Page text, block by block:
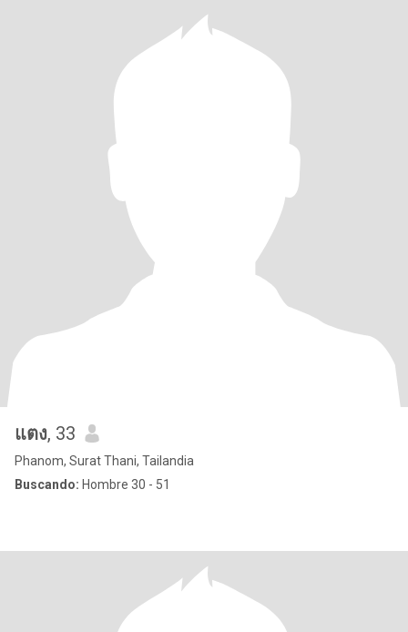
แตง, 33
Phanom, Surat Thani, Tailandia
Buscando: Hombre 30 - 51